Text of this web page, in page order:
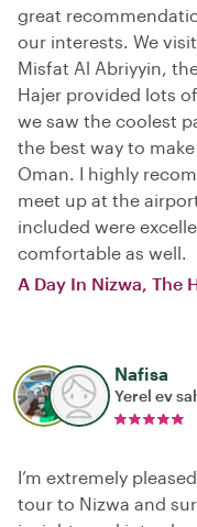
great
our interests. We
Misfat Al Abriyyin,
Hajer provided lots
we saw the coolest
the best way to
Oman. I highly
meet up at the
included were
comfortable as well.
A Day In Nizwa, The
Nafisa
Yerel ev
I’m extremely
tour to Nizwa and